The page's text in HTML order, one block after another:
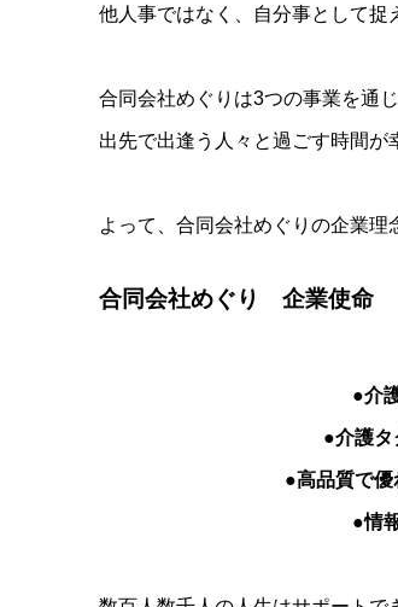
他人事ではなく、自分事として捉
合同会社めぐりは3つの事業を通
出先で出逢う人々と過ごす時間が
よって、合同会社めぐりの企業理
合同会社めぐり 企業使命
●介
●介護タ
●高品質で
●情